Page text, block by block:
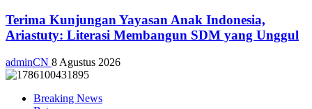
Terima Kunjungan Yayasan Anak Indonesia,
Ariastuty: Literasi Membangun SDM yang Unggul
adminCN 8 Agustus 2026
Breaking News